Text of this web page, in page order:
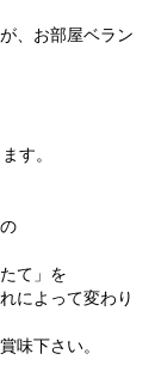
、お部屋ベラン
す。
て」を
によって変わり
味下さい。